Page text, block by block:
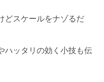
どスケールをナゾるだ
ハッタリの効く小技も伝